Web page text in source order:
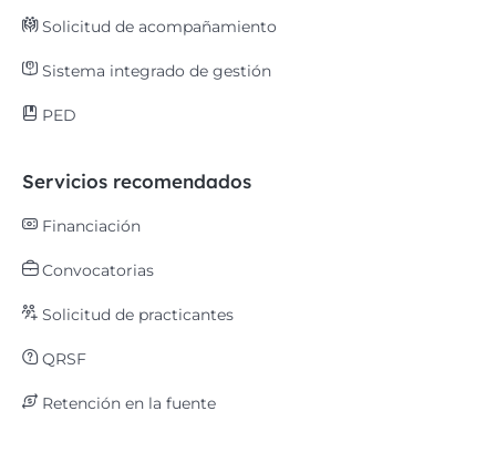
Solicitud de acompañamiento
Sistema integrado de gestión
PED
Servicios recomendados
Financiación
Convocatorias
Solicitud de practicantes
QRSF
Retención en la fuente